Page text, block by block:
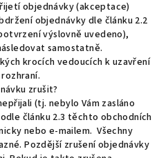
objednávky (akceptace)
objednávky dle článku 2.2
výslovně uvedeno),
samostatně.
krocích vedoucích k uzavření
zrušit?
(tj. nebylo Vám zasláno
článku 2.3 těchto obchodních
nebo e-mailem. Všechny
Pozdější zrušení objednávky